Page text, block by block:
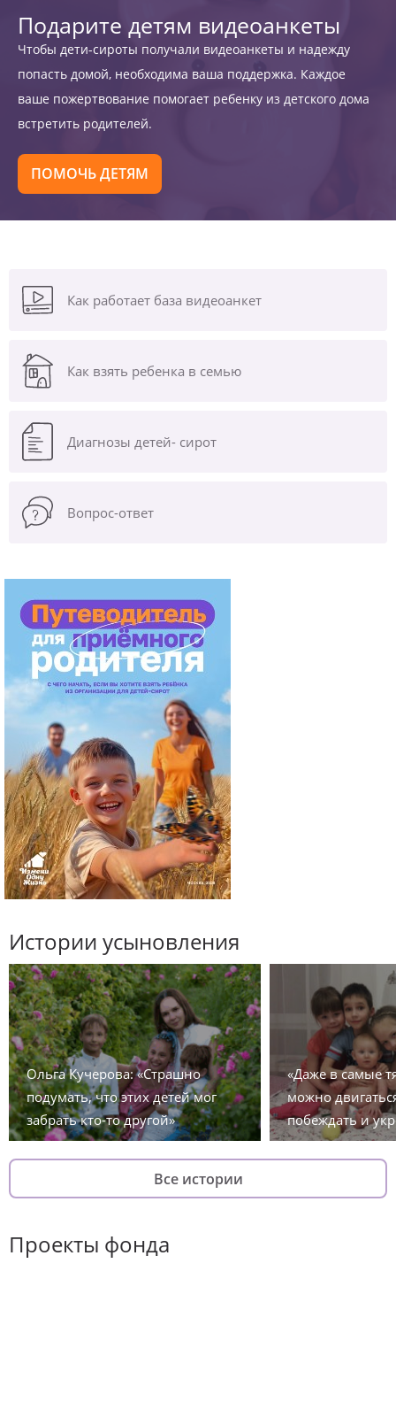
Подарите детям видеоанкеты
Чтобы дети-сироты получали видеоанкеты и надежду
попасть домой, необходима ваша поддержка. Каждое
ваше пожертвование помогает ребенку из детского дома
встретить родителей.
ПОМОЧЬ ДЕТЯМ
Как работает база видеоанкет
Как взять ребенка в семью
Диагнозы детей- сирот
Вопрос-ответ
Истории усыновления
Ольга Кучерова: «Страшно
подумать, что этих детей мог
забрать кто-то другой»
«Даже в самые
можно
побеждать и
Все истории
Проекты фонда